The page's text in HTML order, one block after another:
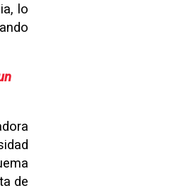
lo
de